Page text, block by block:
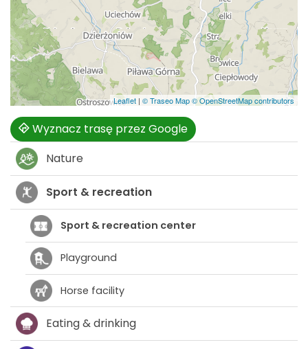
Leaflet | © Traseo Map© OpenStreetMap contributors
Wyznacz trasę przez Google
Nature
Sport & recreation
Sport & recreation center
Playground
Horse facility
Eating & drinking